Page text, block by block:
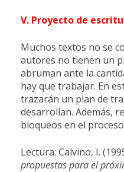
V. Proyecto de
Muchos textos no se
autores no tienen un
abruman ante la
hay que trabajar. En
trazarán un plan de
desarrollan. Además,
bloqueos en el
Lectura: Calvino, I.
propuestas para el